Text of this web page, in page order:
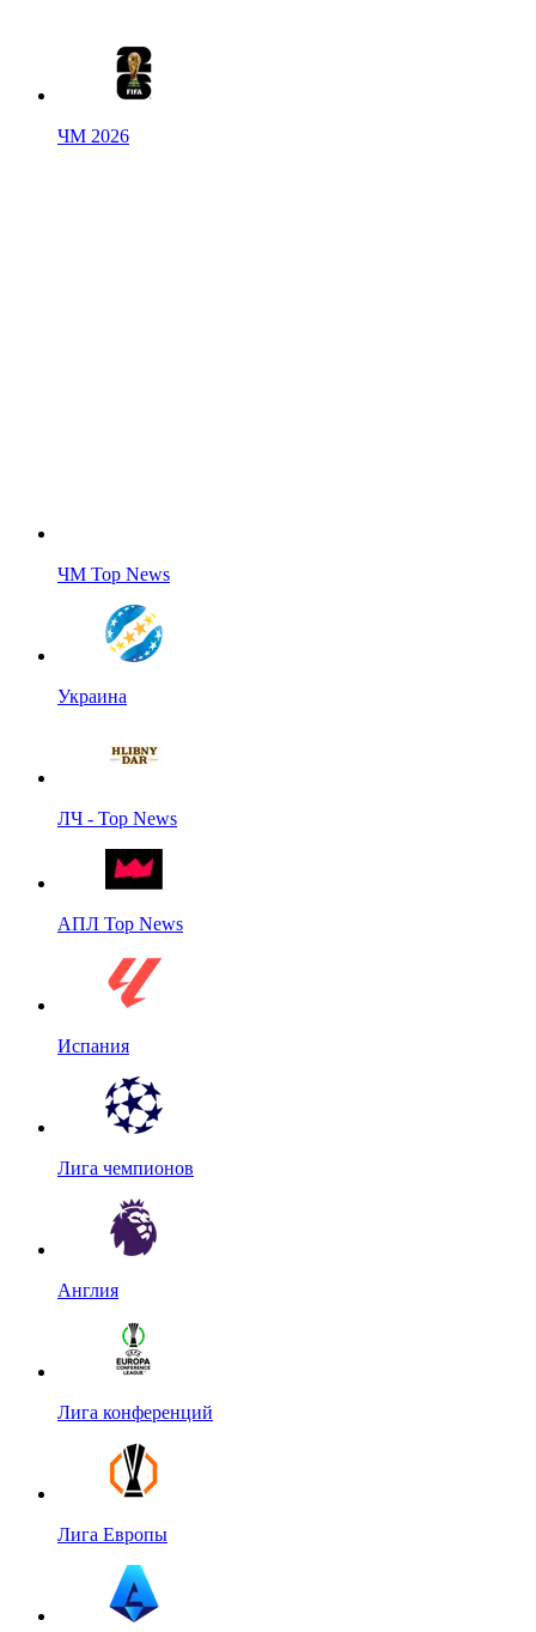
ЧМ 2026
ЧМ Top News
Украина
ЛЧ - Top News
АПЛ Top News
Испания
Лига чемпионов
Англия
Лига конференций
Лига Европы